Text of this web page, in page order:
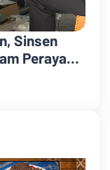
Sinsen
Perayaan